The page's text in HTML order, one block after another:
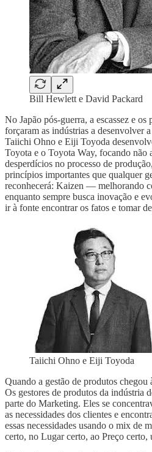
Bill Hewlett e David Packard
No Japão pós-guerra, a escassez e
forçaram as indústrias a desenvolver
Taiichi Ohno e Eiji Toyoda
Toyota e o Toyota Way, focando não
desperdícios no processo de
princípios importantes que qualquer
reconhecerá: Kaizen — melhorando
enquanto sempre busca inovação e
ir à fonte encontrar os fatos e tomar
Taiichi Ohno e Eiji Toyoda
Quando a gestão de produtos
Os gestores de produtos da indústria
parte do Marketing. Eles se
as necessidades dos clientes e
essas necessidades usando o mix
certo, no Lugar certo, ao Preço certo,